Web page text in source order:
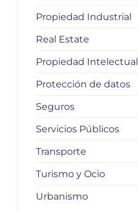
Propiedad Industrial
Real Estate
Propiedad Intelectual
Protección de datos
Seguros
Servicios Públicos
Transporte
Turismo y Ocio
Urbanismo